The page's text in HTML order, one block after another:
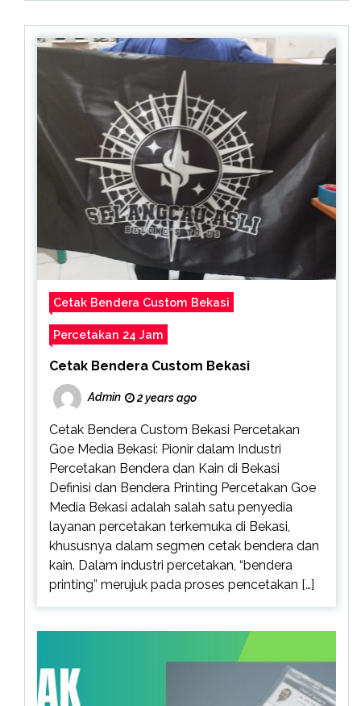
Cetak Bendera Custom Bekasi
Percetakan 24 Jam
Cetak Bendera Custom Bekasi
Admin 2 years ago
Cetak Bendera Custom Bekasi Percetakan
Goe Media Bekasi: Pionir dalam Industri
Percetakan Bendera dan Kain di Bekasi
Definisi dan Bendera Printing Percetakan Goe
Media Bekasi adalah salah satu penyedia
layanan percetakan terkemuka di Bekasi,
khususnya dalam segmen cetak bendera dan
kain. Dalam industri percetakan, “bendera
printing” merujuk pada proses pencetakan […]